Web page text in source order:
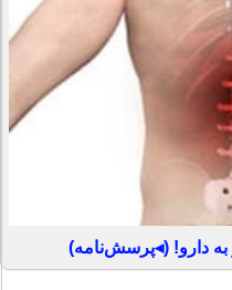
به دارو! (◂پرسش‌نامه)